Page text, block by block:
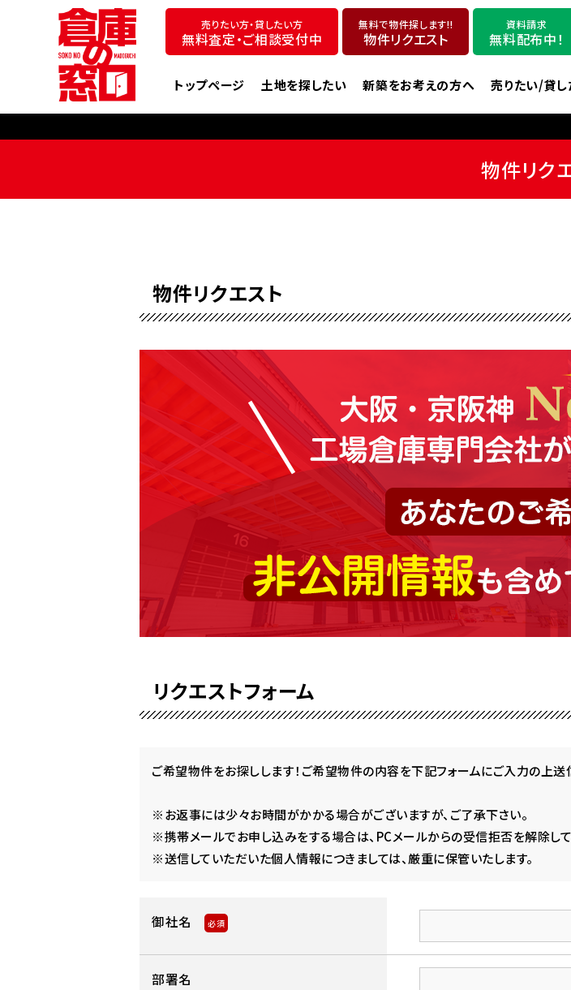
売りたい方・貸したい方
無料査定・ご相談受付中
無料で物件探します!!
物件リクエスト
資料請求
無料配布中！
トップページ 土地を探したい 新築をお考えの方へ 売りたい/貸
物件リク
物件リクエスト
リクエストフォーム
ご希望物件をお探しします！ご希望物件の内容を下記フォームにご入力の上送
※お返事には少々お時間がかかる場合がございますが、ご了承下さい。
※携帯メールでお申し込みをする場合は、PCメールからの受信拒否を解除して
※送信していただいた個人情報につきましては、厳重に保管いたします。
御社名 必須
部署名